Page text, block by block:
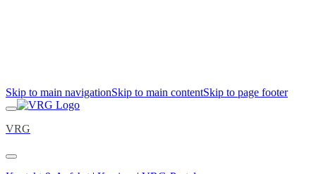
Skip to main navigationSkip to main contentSkip to page footer
VRG